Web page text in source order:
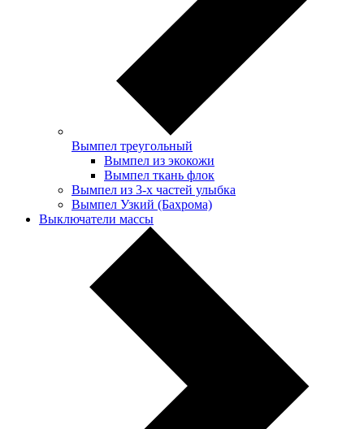
Вымпел треугольный
Вымпел из экокожи
Вымпел ткань флок
Вымпел из 3-х частей улыбка
Вымпел Узкий (Бахрома)
Выключатели массы